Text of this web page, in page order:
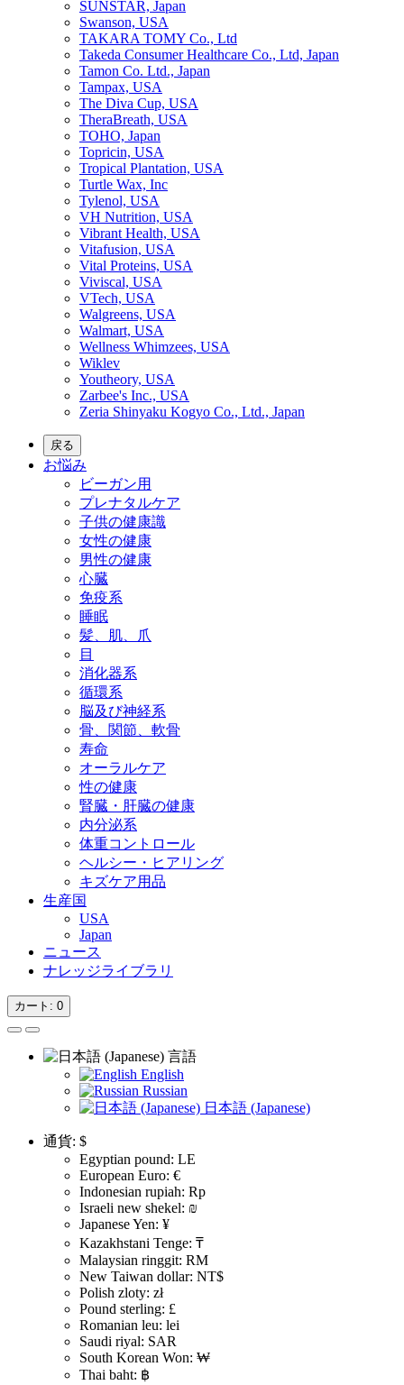
SUNSTAR, Japan
Swanson, USA
TAKARA TOMY Co., Ltd
Takeda Consumer Healthcare Co., Ltd, Japan
Tamon Co. Ltd., Japan
Tampax, USA
The Diva Cup, USA
TheraBreath, USA
TOHO, Japan
Topricin, USA
Tropical Plantation, USA
Turtle Wax, Inc
Tylenol, USA
VH Nutrition, USA
Vibrant Health, USA
Vitafusion, USA
Vital Proteins, USA
Viviscal, USA
VTech, USA
Walgreens, USA
Walmart, USA
Wellness Whimzees, USA
Wiklev
Youtheory, USA
Zarbee's Inc., USA
Zeria Shinyaku Kogyo Co., Ltd., Japan
戻る
お悩み
ビーガン用
プレナタルケア
子供の健康識
女性の健康
男性の健康
心臓
免疫系
睡眠
髪、肌、爪
目
消化器系
循環系
脳及び神経系
骨、関節、軟骨
寿命
オーラルケア
性の健康
腎臓・肝臓の健康
内分泌系
体重コントロール
ヘルシー・ヒアリング
キズケア用品
生産国
USA
Japan
ニュース
ナレッジライブラリ
カート : 0
言語
English
Russian
日本語 (Japanese)
通貨: $
Egyptian pound: LE
European Euro: €
Indonesian rupiah: Rp
Israeli new shekel: ₪
Japanese Yen: ¥
Kazakhstani Tenge: ₸
Malaysian ringgit: RM
New Taiwan dollar: NT$
Polish zloty: zł
Pound sterling: £
Romanian leu: lei
Saudi riyal: SAR
South Korean Won: ₩
Thai baht: ฿